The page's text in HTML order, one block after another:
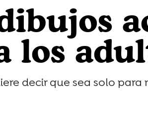
los
decir que sea solo